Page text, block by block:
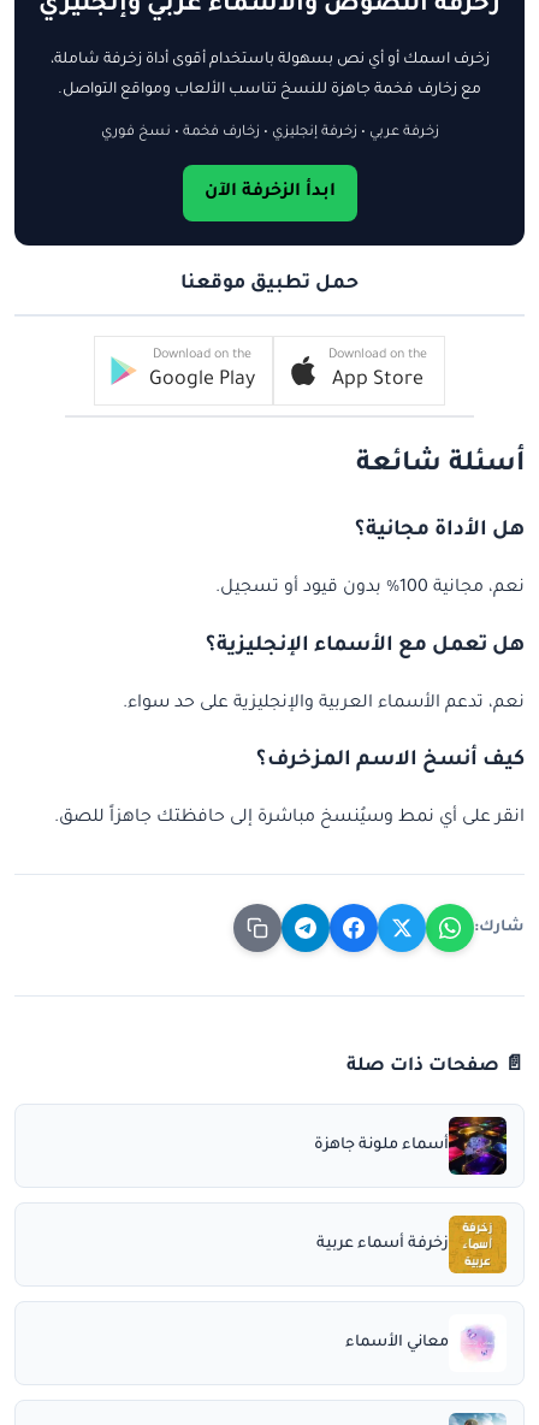
زخرفة النصوص والأسماء عربي وإنجليزي
زخرف اسمك أو أي نص بسهولة باستخدام أقوى أداة زخرفة شاملة،
مع زخارف فخمة جاهزة للنسخ تناسب الألعاب ومواقع التواصل.
زخرفة عربي • زخرفة إنجليزي • زخارف فخمة • نسخ فوري
ابدأ الزخرفة الآن
حمل تطبيق موقعنا
Download on the
App Store
Download on the
Google Play
أسئلة شائعة
هل الأداة مجانية؟
نعم، مجانية 100% بدون قيود أو تسجيل.
هل تعمل مع الأسماء الإنجليزية؟
نعم، تدعم الأسماء العربية والإنجليزية على حد سواء.
كيف أنسخ الاسم المزخرف؟
انقر على أي نمط وسيُنسخ مباشرة إلى حافظتك جاهزاً للصق.
شارك:
📄 صفحات ذات صلة
أسماء ملونة جاهزة
زخرفة أسماء عربية
معاني الأسماء